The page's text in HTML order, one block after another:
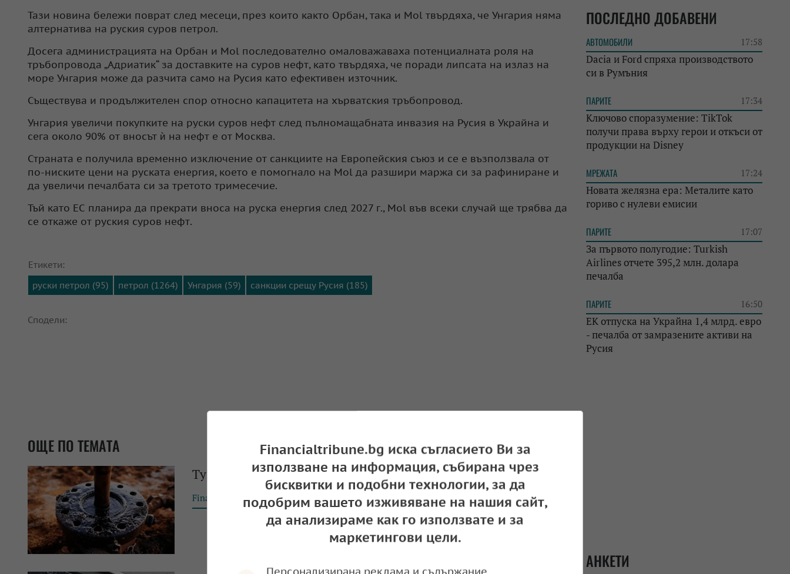
Тази новина бележи поврат след месеци, през които както Орбан, така и Mol твърдяха, че Унгария няма
алтернатива на руския суров петрол.
Досега администрацията на Орбан и Mol последователно омаловажаваха потенциалната роля на
тръбопровода „Адриатик“ за доставките на суров нефт, като твърдяха, че поради липсата на излаз на
море Унгария може да разчита само на Русия като ефективен източник.
Съществува и продължителен спор относно капацитета на хърватския тръбопровод.
Унгария увеличи покупките на руски суров нефт след пълномащабната инвазия на Русия в Украйна и
сега около 90% от вносът ѝ на нефт е от Москва.
Страната е получила временно изключение от санкциите на Европейския съюз и се е възползвала от
по-ниските цени на руската енергия, което е помогнало на Mol да разшири маржа си за рафиниране и
да увеличи печалбата си за третото тримесечие.
Тъй като ЕС планира да прекрати вноса на руска енергия след 2027 г., Mol във всеки случай ще трябва да
се откаже от руския суров нефт.
Етикети:
руски петрол (95)
петрол (1264) Унгария (59) санкции срещу Русия (185)
Сподели:
ОЩЕ ПО ТЕМАТА
Турция увеличава покупките си на неруски суров петрол
Financial Tribune 09:30, 04.11.2025
ПОСЛЕДНО ДОБАВЕНИ
АВТОМОБИЛИ 17:58
Dacia и Ford спряха производството
си в Румъния
ПАРИТЕ 17:34
Ключово споразумение: TikTok
получи права върху герои и откъси от
продукции на Disney
МРЕЖАТА 17:24
Новата желязна ера: Металите като
гориво с нулеви емисии
ПАРИТЕ 17:07
За първото полугодие: Turkish
Airlines отчете 395,2 млн. долара
печалба
ПАРИТЕ 16:50
ЕК отпуска на Украйна 1,4 млрд. евро
- печалба от замразените активи на
Русия
АНКЕТИ
Financialtribune.bg иска съгласието Ви за
използване на информация, събирана чрез
бисквитки и подобни технологии, за да
подобрим вашето изживяване на нашия сайт,
да анализираме как го използвате и за
маркетингови цели.